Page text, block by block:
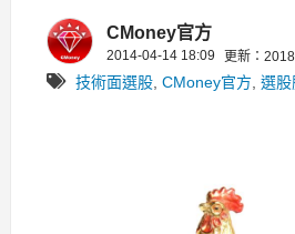
CMoney官方
2014-04-14 18:09 更新：
技術面選股 CMoney官方 選股